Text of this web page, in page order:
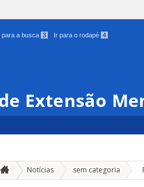
para a busca 3 Ir para o rodapé 4
Extensão
Notícias sem categoria »